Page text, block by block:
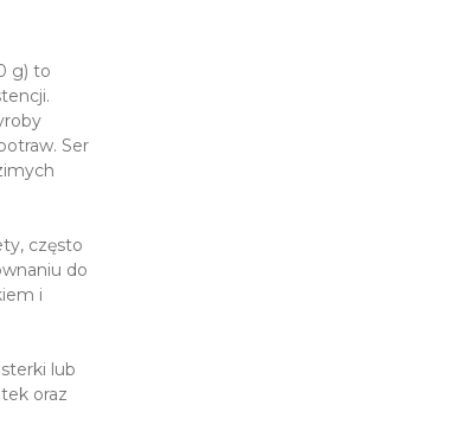
g) to
Ser
często
do
i
lub
oraz